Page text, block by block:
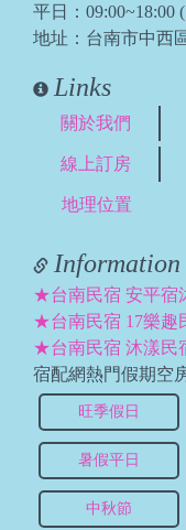
平日：09:00~18:00
地址：台南市中西
Links
關於我們
線上訂房
地理位置
Information
★台南民宿 安平宿
★台南民宿 17樂趣
★台南民宿 沐漾民
宿配網熱門假期空
旺季假日
暑假平日
中秋節